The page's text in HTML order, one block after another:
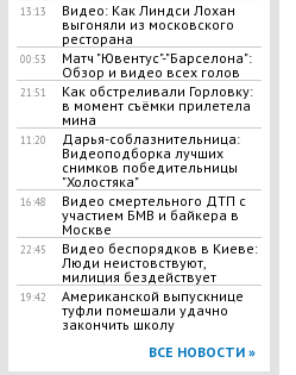
13:13
Видео: Как Линдси Лохан
выгоняли из московского
ресторана
00:53
Матч "Ювентус"-"Барселона":
Обзор и видео всех голов
21:51
Как обстреливали Горловку:
в момент съёмки прилетела
мина
11:20
Дарья-соблазнительница:
Видеоподборка лучших
снимков победительницы
"Холостяка"
16:48
Видео смертельного ДТП с
участием БМВ и байкера в
Москве
22:45
Видео беспорядков в Киеве:
Люди неистовствуют,
милиция бездействует
19:42
Американской выпускнице
туфли помешали удачно
закончить школу
ВСЕ НОВОСТИ »